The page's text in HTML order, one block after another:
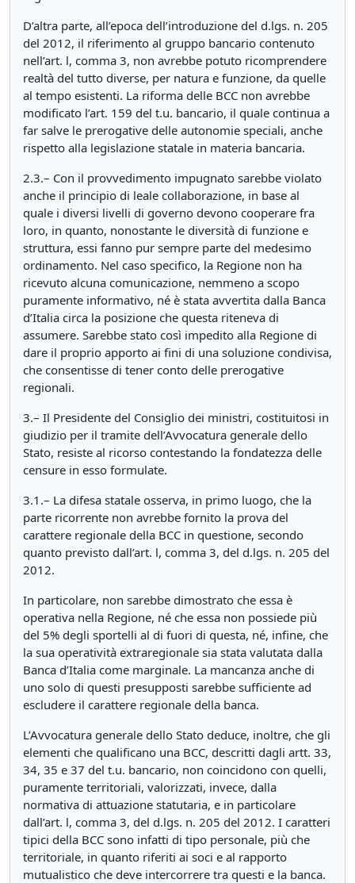
D’altra parte, all’epoca dell’introduzione del d.lgs. n. 205
del 2012, il riferimento al gruppo bancario contenuto
nell’art. l, comma 3, non avrebbe potuto ricomprendere
realtà del tutto diverse, per natura e funzione, da quelle
al tempo esistenti. La riforma delle BCC non avrebbe
modificato l’art. 159 del t.u. bancario, il quale continua a
far salve le prerogative delle autonomie speciali, anche
rispetto alla legislazione statale in materia bancaria.
2.3.– Con il provvedimento impugnato sarebbe violato
anche il principio di leale collaborazione, in base al
quale i diversi livelli di governo devono cooperare fra
loro, in quanto, nonostante le diversità di funzione e
struttura, essi fanno pur sempre parte del medesimo
ordinamento. Nel caso specifico, la Regione non ha
ricevuto alcuna comunicazione, nemmeno a scopo
puramente informativo, né è stata avvertita dalla Banca
d’Italia circa la posizione che questa riteneva di
assumere. Sarebbe stato così impedito alla Regione di
dare il proprio apporto ai fini di una soluzione condivisa,
che consentisse di tener conto delle prerogative
regionali.
3.– Il Presidente del Consiglio dei ministri, costituitosi in
giudizio per il tramite dell’Avvocatura generale dello
Stato, resiste al ricorso contestando la fondatezza delle
censure in esso formulate.
3.1.– La difesa statale osserva, in primo luogo, che la
parte ricorrente non avrebbe fornito la prova del
carattere regionale della BCC in questione, secondo
quanto previsto dall’art. l, comma 3, del d.lgs. n. 205 del
2012.
In particolare, non sarebbe dimostrato che essa è
operativa nella Regione, né che essa non possiede più
del 5% degli sportelli al di fuori di questa, né, infine, che
la sua operatività extraregionale sia stata valutata dalla
Banca d’Italia come marginale. La mancanza anche di
uno solo di questi presupposti sarebbe sufficiente ad
escludere il carattere regionale della banca.
L’Avvocatura generale dello Stato deduce, inoltre, che gli
elementi che qualificano una BCC, descritti dagli artt. 33,
34, 35 e 37 del t.u. bancario, non coincidono con quelli,
puramente territoriali, valorizzati, invece, dalla
normativa di attuazione statutaria, e in particolare
dall’art. l, comma 3, del d.lgs. n. 205 del 2012. I caratteri
tipici della BCC sono infatti di tipo personale, più che
territoriale, in quanto riferiti ai soci e al rapporto
mutualistico che deve intercorrere tra questi e la banca.